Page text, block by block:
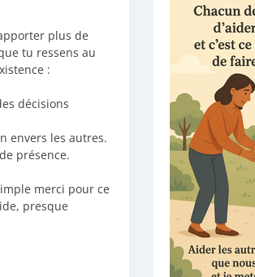
plus de
tu ressens au
:
décisions
envers les autres.
présence.
merci pour ce
presque